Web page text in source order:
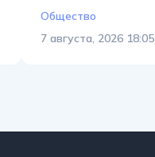
Общество
7 августа, 2026 18:05